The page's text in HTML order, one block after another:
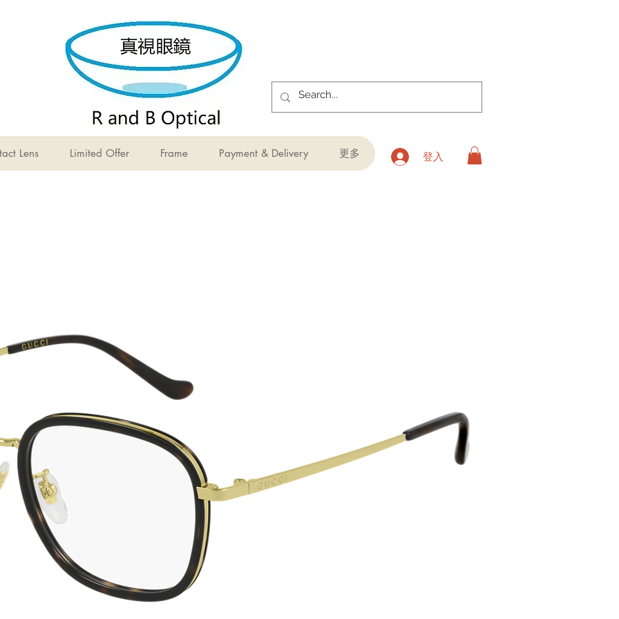
Lens Limited Offer Frame Payment & Delivery 更多 登入